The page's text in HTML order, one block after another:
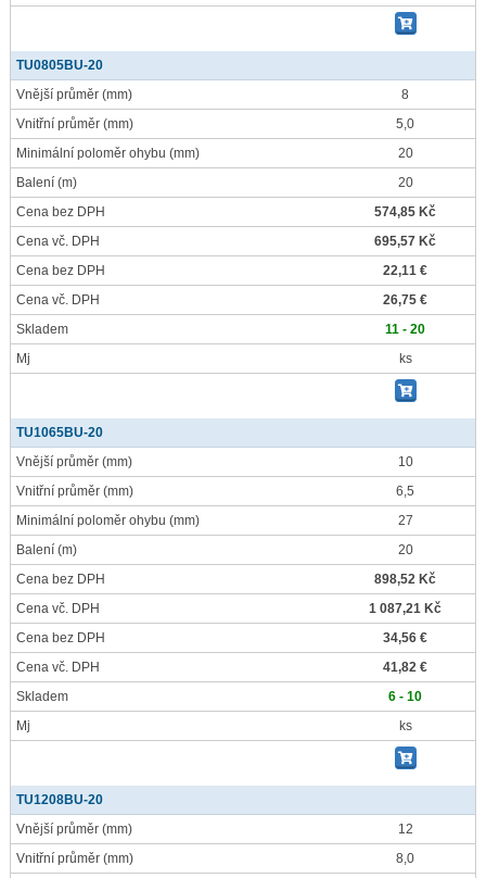
TU0805BU-20
Vnější průměr (mm)
8
Vnitřní průměr (mm)
5,0
Minimální poloměr ohybu (mm)
20
Balení (m)
20
Cena bez DPH
574,85 Kč
Cena vč. DPH
695,57 Kč
Cena bez DPH
22,11 €
Cena vč. DPH
26,75 €
Skladem
11 - 20
Mj
ks
TU1065BU-20
Vnější průměr (mm)
10
Vnitřní průměr (mm)
6,5
Minimální poloměr ohybu (mm)
27
Balení (m)
20
Cena bez DPH
898,52 Kč
Cena vč. DPH
1 087,21 Kč
Cena bez DPH
34,56 €
Cena vč. DPH
41,82 €
Skladem
6 - 10
Mj
ks
TU1208BU-20
Vnější průměr (mm)
12
Vnitřní průměr (mm)
8,0